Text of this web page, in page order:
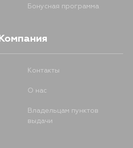
Бонусная программа
Компания
Контакты
О нас
Владельцам пунктов
выдачи